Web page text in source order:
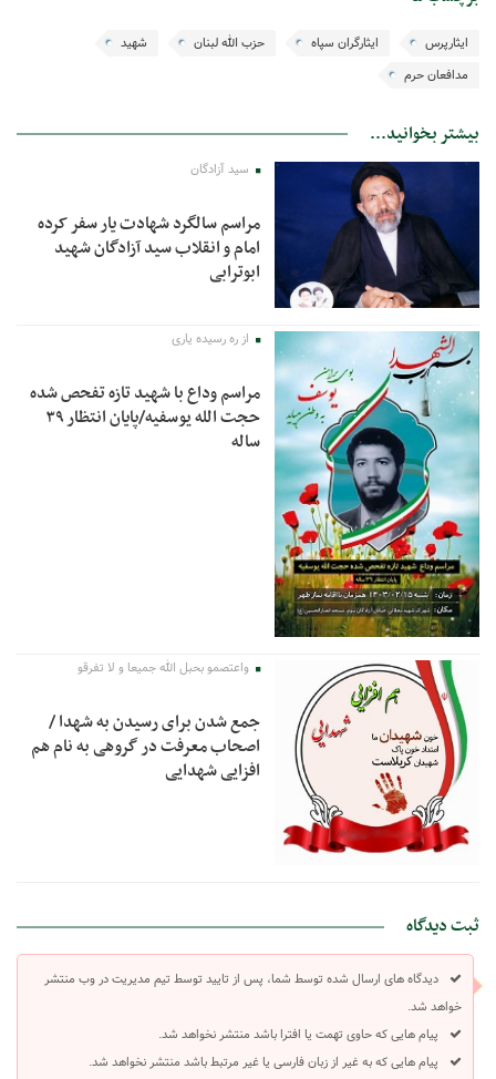
ایثارپرس ایثارگران سپاه حزب الله لبنان
شهید
مدافعان حرم
بیشتر بخوانید...
سید آزادگان
مراسم سالگرد شهادت یار سفر کرده
امام و انقلاب سید آزادگان شهید
ابوترابی
از ره رسیده یاری
مراسم وداع با شهید تازه تفحص شده
حجت الله یوسفیه/پایان انتظار ۳۹
ساله
واعتصمو بحبل الله جمیعا و لا تفرقو
جمع شدن برای رسیدن به شهدا /
اصحاب معرفت در گروهی به نام هم
افزایی شهدایی
ثبت دیدگاه
دیدگاه های ارسال شده توسط شما، پس از تایید توسط تیم مدیریت در وب منتشر
خواهد شد.
پیام هایی که حاوی تهمت یا افترا باشد منتشر نخواهد شد.
پیام هایی که به غیر از زبان فارسی یا غیر مرتبط باشد منتشر نخواهد شد.